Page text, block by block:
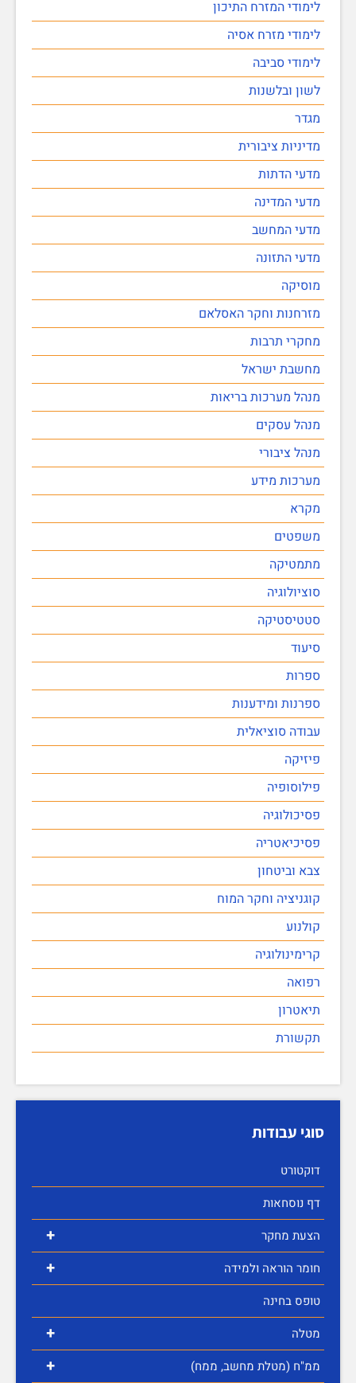
לימודי המזרח התיכון
לימודי מזרח אסיה
לימודי סביבה
לשון ובלשנות
מגדר
מדיניות ציבורית
מדעי הדתות
מדעי המדינה
מדעי המחשב
מדעי התזונה
מוסיקה
מזרחנות וחקר האסלאם
מחקרי תרבות
מחשבת ישראל
מנהל מערכות בריאות
מנהל עסקים
מנהל ציבורי
מערכות מידע
מקרא
משפטים
מתמטיקה
סוציולוגיה
סטטיסטיקה
סיעוד
ספרות
ספרנות ומידענות
עבודה סוציאלית
פיזיקה
פילוסופיה
פסיכולוגיה
פסיכיאטריה
צבא וביטחון
קוגניציה וחקר המוח
קולנוע
קרימינולוגיה
רפואה
תיאטרון
תקשורת
סוגי עבודות
דוקטורט
דף נוסחאות
+ הצעת מחקר
+
חומר הוראה ולמידה
טופס בחינה
+ מטלה
+ ממ"ח (מטלת מחשב, ממח)